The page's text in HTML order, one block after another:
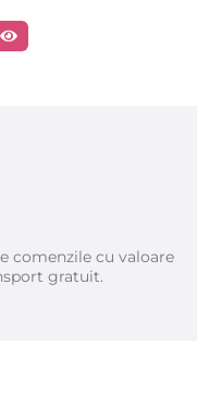
comenzile cu valoare
gratuit.